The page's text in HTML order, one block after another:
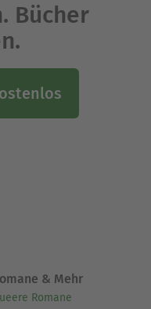
Bücher
& Mehr
Romane